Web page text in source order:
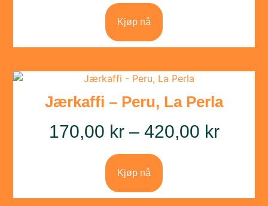
Kjøp nå
Jærkaffi – Peru, La Perla
170,00 kr – 420,00 kr
Kjøp nå